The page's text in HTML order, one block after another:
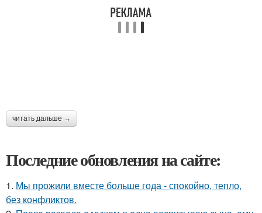
читать дальше →
Последние обновления на сайте:
1. Мы прожили вместе больше года - спокойно, тепло,
без конфликтов.